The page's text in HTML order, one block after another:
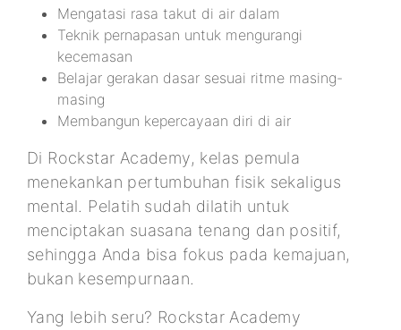
Mengatasi rasa takut di air dalam
Teknik pernapasan untuk mengurangi
kecemasan
Belajar gerakan dasar sesuai ritme masing-
masing
Membangun kepercayaan diri di air
Di Rockstar Academy, kelas pemula
menekankan pertumbuhan fisik sekaligus
mental. Pelatih sudah dilatih untuk
menciptakan suasana tenang dan positif,
sehingga Anda bisa fokus pada kemajuan,
bukan kesempurnaan.
Yang lebih seru? Rockstar Academy